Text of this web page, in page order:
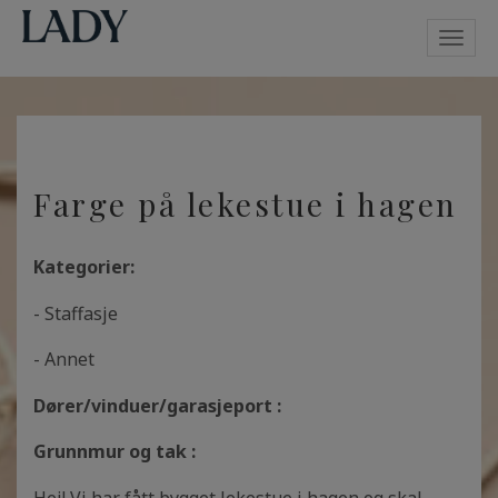
Farge på lekestue i hagen
Kategorier:
- Staffasje
- Annet
Dører/vinduer/garasjeport :
Grunnmur og tak :